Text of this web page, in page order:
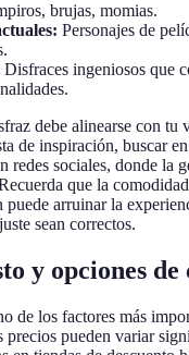
brujas, momias.
Personajes de
Disfraces ingeniosos que
debe alinearse con tu
de inspiración, buscar
redes sociales, donde la
que la
puede arruinar la
sean correctos.
y opciones
de los factores más
pueden variar